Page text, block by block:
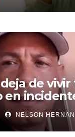
de vivir
en
NELSON